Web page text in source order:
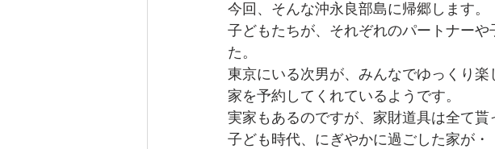
今回、そんな沖永良部島に帰郷します。
子どもたちが、それぞれのパートナー
た。
東京にいる次男が、みんなでゆっくり
家を予約してくれているようです。
実家もあるのですが、家財道具は全て貰
子ども時代、にぎやかに過ごした家が・